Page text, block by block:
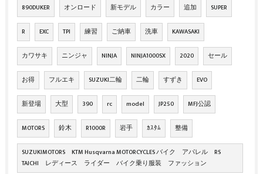
890DUKER オンロード 新モデル カラー 追加 SUPER
R EXC TPI 練習 ご納車 洗車 KAWASAKI
カワサキ ニンジャ NINJA NINJA1000SX 2020 セール
お得 フルエキ SUZUKI二輪 二輪 すずき EVO
新登場 大型 390 rc model JP250 MFJ公認
MOTORS 鈴木 R1000R 岩手 ｶｽﾀﾑ 整備
SUZUKIMOTORS KTM Husqvarna MOTORCYCLES バイク アパレル RS
TAICHI レディース ライダー バイク乗り服装 ファッション